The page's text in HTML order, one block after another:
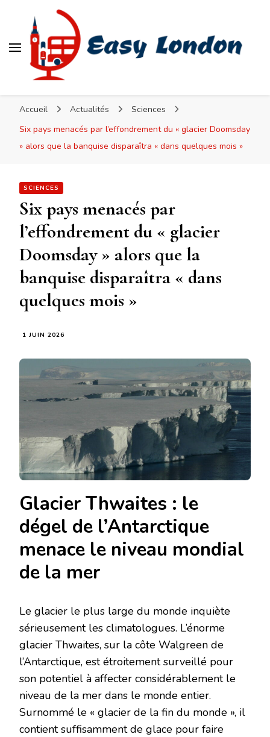
Accueil Actualités
Sciences
Six pays menacés par l’effondrement du « glacier Doomsday
» alors que la banquise disparaîtra « dans quelques mois »
SCIENCES
Six pays menacés par
l’effondrement du « glacier
Doomsday » alors que la
banquise disparaîtra « dans
quelques mois »
1 JUIN 2026
Glacier Thwaites : le
dégel de l’Antarctique
menace le niveau mondial
de la mer
Le glacier le plus large du monde inquiète
sérieusement les climatologues. L’énorme
glacier Thwaites, sur la côte Walgreen de
l’Antarctique, est étroitement surveillé pour
son potentiel à affecter considérablement le
niveau de la mer dans le monde entier.
Surnommé le « glacier de la fin du monde », il
contient suffisamment de glace pour faire